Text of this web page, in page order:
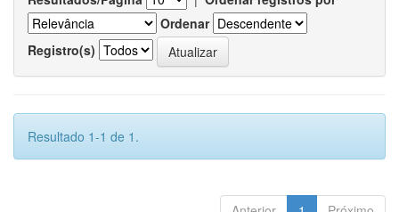
Ordenar
Registro(s)
Resultado 1-1 de 1.